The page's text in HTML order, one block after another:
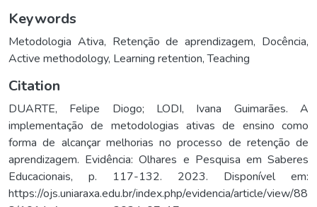
Keywords
Metodologia Ativa, Retenção de aprendizagem, Docência,
Active methodology, Learning retention,Teaching
Citation
DUARTE, Felipe Diogo; LODI, Ivana Guimarães. A
implementação de metodologias ativas de ensino como
forma de alcançar melhorias no processo de retenção de
aprendizagem. Evidência: Olhares e Pesquisa em Saberes
Educacionais, p. 117-132. 2023. Disponível em:
https://ojs.uniaraxa.edu.br/index.php/evidencia/article/view/88